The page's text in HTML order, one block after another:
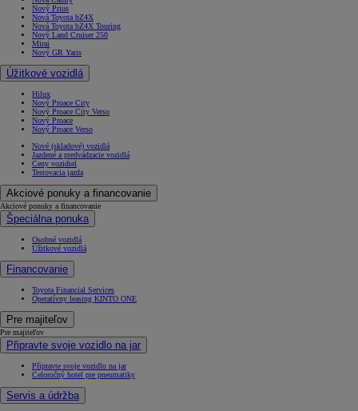
Nový Prius
Nová Toyota bZ4X
Nová Toyota bZ4X Touring
Nový Land Cruiser 250
Mirai
Nový GR Yaris
Úžitkové vozidlá
Hilux
Nový Proace City
Nový Proace City Verso
Nový Proace
Nový Proace Verso
Nové (skladové) vozidlá
Jazdené a predvádzacie vozidlá
Ceny vozidiel
Testovacia jazda
Akciové ponuky a financovanie
Akciové ponuky a financovanie
Špeciálna ponuka
Osobné vozidlá
Úžitkové vozidlá
Financovanie
Toyota Financial Services
Operatívny leasing KINTO ONE
Pre majiteľov
Pre majiteľov
Připravte svoje vozidlo na jar
Připravte svoje vozidlo na jar
Celoročný hotel pre pneumatiky
Servis a údržba